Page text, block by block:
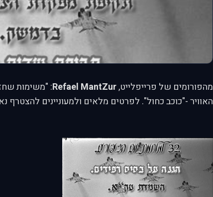
מהפורומים של פרייפלייט,Refael MantZur: "משימות
האוויר -"כוכב כחול". לפרטים מלאים ולמעוניינים להצטרף נא